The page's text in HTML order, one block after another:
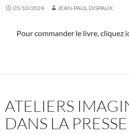
05/10/2024 JEAN-PAUL DISPAUX
Pour commander le livre, cliquez
ATELIERS
DANS LA PRESSE